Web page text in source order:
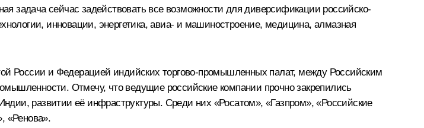
задача сейчас задействовать все возможности для диверсификации российско-
инновации, энергетика, авиа- и машиностроение, медицина, алмазная
России и Федерацией индийских торгово-промышленных палат, между Российским
Отмечу, что ведущие российские компании прочно закрепились
развитии её инфраструктуры. Среди них «Росатом», «Газпром», «Российские
«Ренова».